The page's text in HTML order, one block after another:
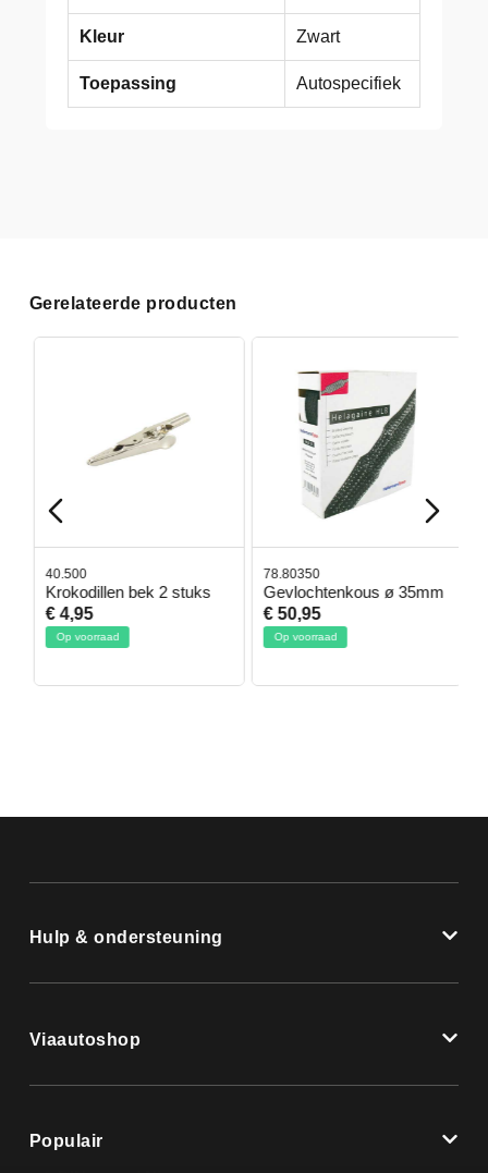
Kleur Zwart
Toepassing Autospecifiek
Gerelateerde producten
40.500
Krokodillen bek 2 stuks
€ 4,95
Op voorraad
78.80350
Gevlochtenkous ø 35mm
€ 50,95
Op voorraad
Hulp & ondersteuning
Viaautoshop
Populair